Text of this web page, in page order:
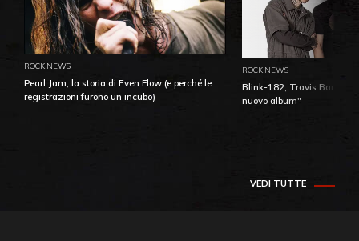
ROCK NEWS
Pearl Jam, la storia di Even Flow (e perché le
registrazioni furono un incubo)
ROCK NEWS
Blink-182, Travis Barker:
nuovo album"
VEDI TUTTE